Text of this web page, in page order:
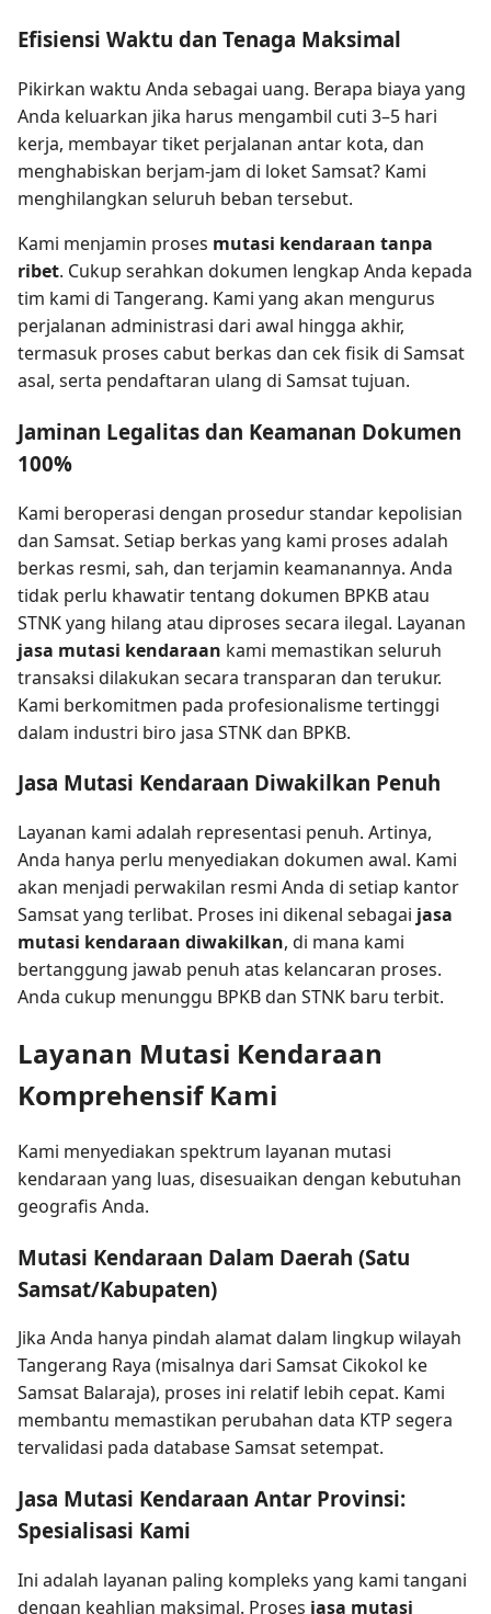
Efisiensi Waktu dan Tenaga Maksimal
Pikirkan waktu Anda sebagai uang. Berapa biaya yang
Anda keluarkan jika harus mengambil cuti 3–5 hari
kerja, membayar tiket perjalanan antar kota, dan
menghabiskan berjam-jam di loket Samsat? Kami
menghilangkan seluruh beban tersebut.
Kami menjamin proses mutasi kendaraan tanpa
ribet. Cukup serahkan dokumen lengkap Anda kepada
tim kami di Tangerang. Kami yang akan mengurus
perjalanan administrasi dari awal hingga akhir,
termasuk proses cabut berkas dan cek fisik di Samsat
asal, serta pendaftaran ulang di Samsat tujuan.
Jaminan Legalitas dan Keamanan Dokumen
100%
Kami beroperasi dengan prosedur standar kepolisian
dan Samsat. Setiap berkas yang kami proses adalah
berkas resmi, sah, dan terjamin keamanannya. Anda
tidak perlu khawatir tentang dokumen BPKB atau
STNK yang hilang atau diproses secara ilegal. Layanan
jasa mutasi kendaraan kami memastikan seluruh
transaksi dilakukan secara transparan dan terukur.
Kami berkomitmen pada profesionalisme tertinggi
dalam industri biro jasa STNK dan BPKB.
Jasa Mutasi Kendaraan Diwakilkan Penuh
Layanan kami adalah representasi penuh. Artinya,
Anda hanya perlu menyediakan dokumen awal. Kami
akan menjadi perwakilan resmi Anda di setiap kantor
Samsat yang terlibat. Proses ini dikenal sebagai jasa
mutasi kendaraan diwakilkan, di mana kami
bertanggung jawab penuh atas kelancaran proses.
Anda cukup menunggu BPKB dan STNK baru terbit.
Layanan Mutasi Kendaraan
Komprehensif Kami
Kami menyediakan spektrum layanan mutasi
kendaraan yang luas, disesuaikan dengan kebutuhan
geografis Anda.
Mutasi Kendaraan Dalam Daerah (Satu
Samsat/Kabupaten)
Jika Anda hanya pindah alamat dalam lingkup wilayah
Tangerang Raya (misalnya dari Samsat Cikokol ke
Samsat Balaraja), proses ini relatif lebih cepat. Kami
membantu memastikan perubahan data KTP segera
tervalidasi pada database Samsat setempat.
Jasa Mutasi Kendaraan Antar Provinsi:
Spesialisasi Kami
Ini adalah layanan paling kompleks yang kami tangani
dengan keahlian maksimal. Proses jasa mutasi